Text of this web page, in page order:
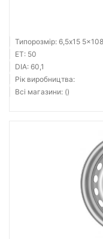
Типорозмір: 6,5x15 5x108
ET: 50
DIA: 60,1
Рік виробництва:
Всі магазини: ()